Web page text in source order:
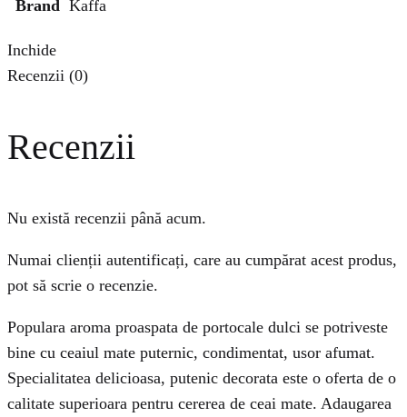
Brand Kaffa
Inchide
Recenzii (0)
Recenzii
Nu există recenzii până acum.
Numai clienții autentificați, care au cumpărat acest produs,
pot să scrie o recenzie.
Populara aroma proaspata de portocale dulci se potriveste
bine cu ceaiul mate puternic, condimentat, usor afumat.
Specialitatea delicioasa, putenic decorata este o oferta de o
calitate superioara pentru cererea de ceai mate. Adaugarea